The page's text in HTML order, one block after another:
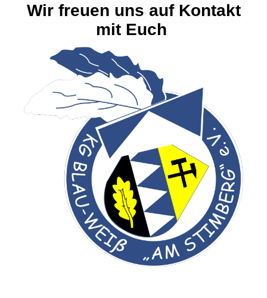
Wir freuen uns auf Kontakt
mit Euch